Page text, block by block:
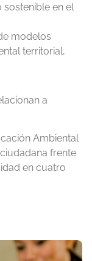
en el
modelos
territorial,
a
Ambiental
frente
en cuatro